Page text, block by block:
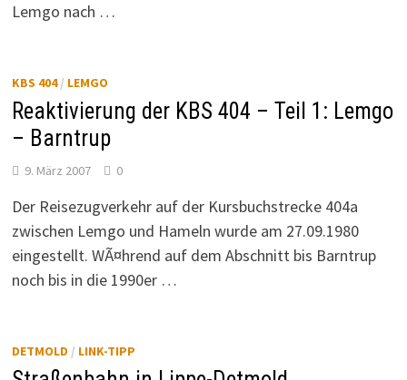
Lemgo nach …
KBS 404/ LEMGO
Reaktivierung der KBS 404 – Teil 1: Lemgo
– Barntrup
9. März 2007 0
Der Reisezugverkehr auf der Kursbuchstrecke 404a
zwischen Lemgo und Hameln wurde am 27.09.1980
eingestellt. WÃ¤hrend auf dem Abschnitt bis Barntrup
noch bis in die 1990er …
DETMOLD / LINK-TIPP